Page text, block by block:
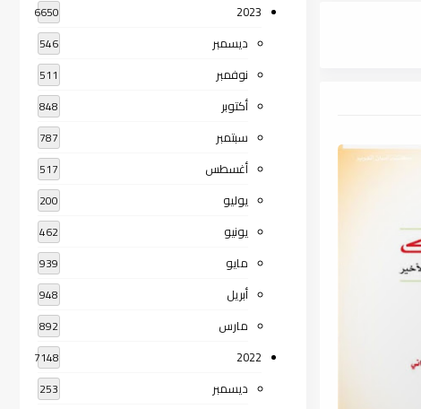
2023
6650
ديسمبر 546
نوفمبر 511
أكتوبر 848
سبتمبر 787
أغسطس 517
يوليو 200
يونيو 462
مايو 939
أبريل 948
مارس 892
2022
7148
ديسمبر 253